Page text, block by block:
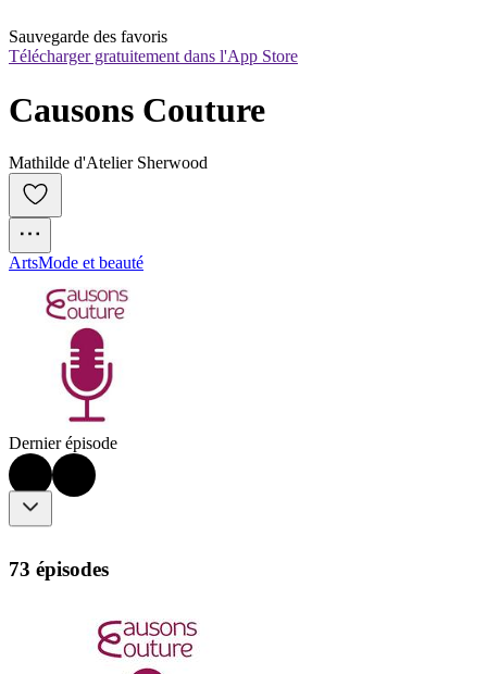
Sauvegarde des favoris
Télécharger gratuitement dans l'App Store
Causons Couture
Mathilde d'Atelier Sherwood
ArtsMode et beauté
Dernier épisode
73 épisodes